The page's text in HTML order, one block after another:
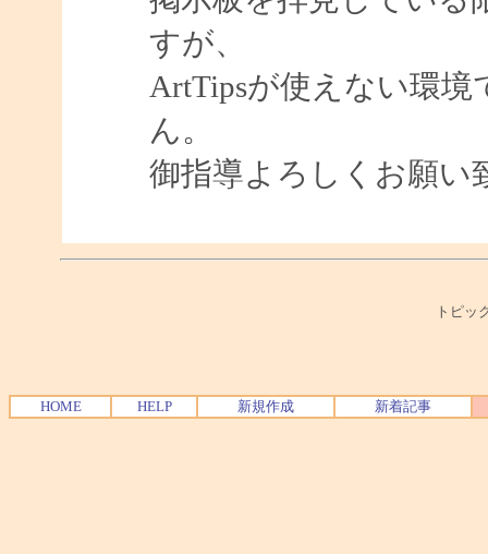
すが、
ArtTipsが使えない環
ん。
御指導よろしくお願い
トピッ
HOME HELP 新規作成 新着記事